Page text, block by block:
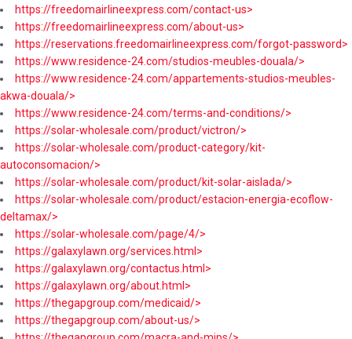
https://freedomairlineexpress.com/contact-us>
https://freedomairlineexpress.com/about-us>
https://reservations.freedomairlineexpress.com/forgot-password>
https://www.residence-24.com/studios-meubles-douala/>
https://www.residence-24.com/appartements-studios-meubles-
akwa-douala/>
https://www.residence-24.com/terms-and-conditions/>
https://solar-wholesale.com/product/victron/>
https://solar-wholesale.com/product-category/kit-
autoconsomacion/>
https://solar-wholesale.com/product/kit-solar-aislada/>
https://solar-wholesale.com/product/estacion-energia-ecoflow-
deltamax/>
https://solar-wholesale.com/page/4/>
https://galaxylawn.org/services.html>
https://galaxylawn.org/contactus.html>
https://galaxylawn.org/about.html>
https://thegapgroup.com/medicaid/>
https://thegapgroup.com/about-us/>